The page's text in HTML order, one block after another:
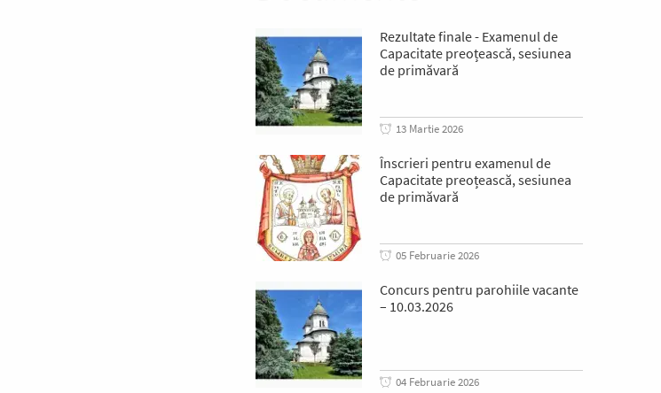
Rezultate finale - Examenul de
Capacitate preoțească, sesiunea
de primăvară
13 Martie 2026
Înscrieri pentru examenul de
Capacitate preoțească, sesiunea
de primăvară
05 Februarie 2026
Concurs pentru parohiile vacante
– 10.03.2026
04 Februarie 2026